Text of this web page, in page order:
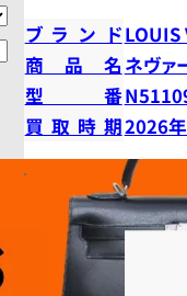
ブランドLOUIS
商品名 ネヴァ
型番
買取時期2026